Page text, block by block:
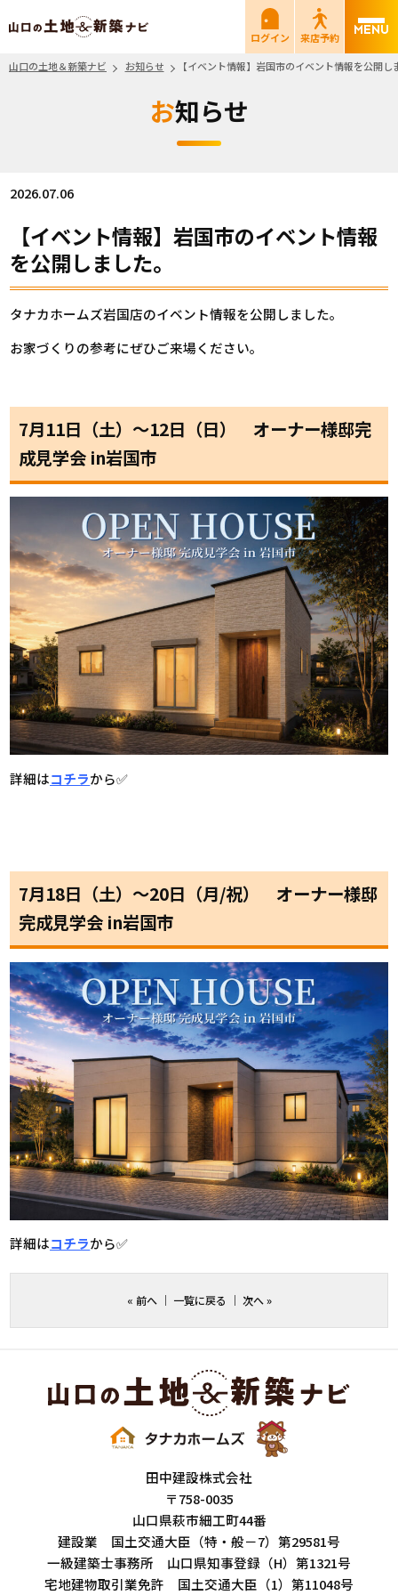
山口の土地＆新築ナビ
ログイン
来店予約
山口の土地＆新築ナビ
お知らせ 【イベント情報】岩国市のイベント情報を公開し
お知らせ
2026.07.06
【イベント情報】岩国市のイベント情報
を公開しました。
タナカホームズ岩国店のイベント情報を公開しました。
お家づくりの参考にぜひご来場ください。
7月11日（土）〜12日（日） オーナー様邸完
成見学会 in岩国市
詳細はコチラから✅
7月18日（土）〜20日（月/祝） オーナー様邸
完成見学会 in岩国市
詳細はコチラから✅
« 前へ｜ 一覧に戻る 次へ»
田中建設株式会社
〒758-0035
山口県萩市細工町44番
建設業 国土交通大臣（特・般－7）第29581号
一級建築士事務所 山口県知事登録（H）第1321号
宅地建物取引業免許 国土交通大臣（1）第11048号